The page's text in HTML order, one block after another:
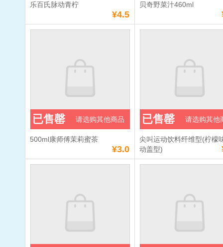
乐百氏脉动青柠
¥4.5
贝奇野菜汁460ml
500ml康师傅茉莉蜜茶
¥3.0
已售罄 请选购其他商品
尖叫运动饮料纤维型(柠檬
动盖型)
已售罄 请选购其他